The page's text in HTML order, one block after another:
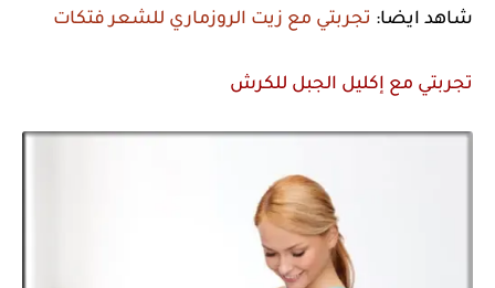
شاهد ايضا: تجربتي مع زيت الروزماري للشعر فتكات
تجربتي مع إكليل الجبل للكرش